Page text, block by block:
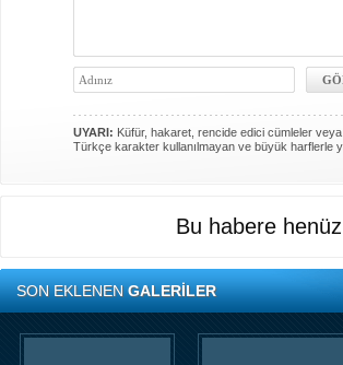
UYARI: Küfür, hakaret, rencide edici cümleler veya
Türkçe karakter kullanılmayan ve büyük harflerle
Bu habere
SON EKLENENGALERİLER